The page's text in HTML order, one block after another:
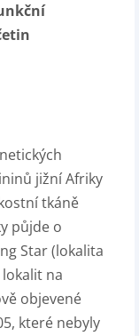
jižní Afriky
tkáně
půjde o
Star (lokalita
lokalit na
objevené
které nebyly